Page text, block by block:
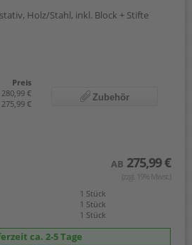
Holz/Stahl, inkl. Block + Stifte
Preis
280,99 €
275,99 €
Zubehör
AB 275,99 €
(zzgl. 19% Mwst.)
1 Stück
1 Stück
1 Stück
ca. 2-5 Tage